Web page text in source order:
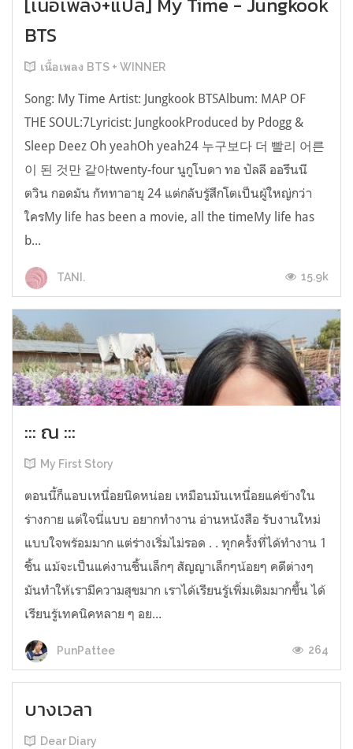
BTS
เนื้อเพลง BTS + WINNER
Song: My Time Artist: Jungkook BTSAlbum: MAP OF
THE SOUL:7Lyricist: JungkookProduced by Pdogg &
Sleep Deez Oh yeahOh yeah24 누구보다 더 빨리 어른
이 된 것만 같아twenty-four นูกูโบดา ทอ ปัลลี ออรึนนี
ตวิน กอดมัน กัททาอายุ 24 แต่กลับรู้สึกโตเป็นผู้ใหญ่กว่า
ใครMy life has been a movie, all the timeMy life has
b...
TANI. 15.9k
::: ณ :::
My First Story
ตอนนี้ก็แอบเหนื่อยนิดหน่อย เหมือนมันเหนื่อยแค่ข้างใน
ร่างกาย แต่ใจนี่แบบ อยากทำงาน อ่านหนังสือ รับงานใหม่
แบบใจพร้อมมาก แต่ร่างเริ่มไม่รอด . . ทุกครั้งที่ได้ทำงาน 1
ชิ้น แม้จะเป็นแค่งานชิ้นเล็กๆ สัญญาเล็กๆน้อยๆ คดีต่างๆ
มันทำให้เรามีความสุขมาก เราได้เรียนรู้เพิ่มเติมมากขึ้น ได้
เรียนรู้เทคนิคหลาย ๆ อย...
PunPattee 264
บางเวลา
Dear Diary